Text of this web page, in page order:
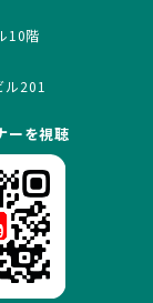
10階
ル201
ーを視聴